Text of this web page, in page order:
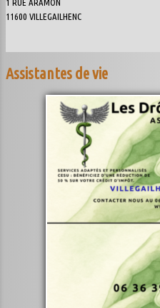
1 RUE ARAMON
11600 VILLEGAILHENC
Assistantes de vie